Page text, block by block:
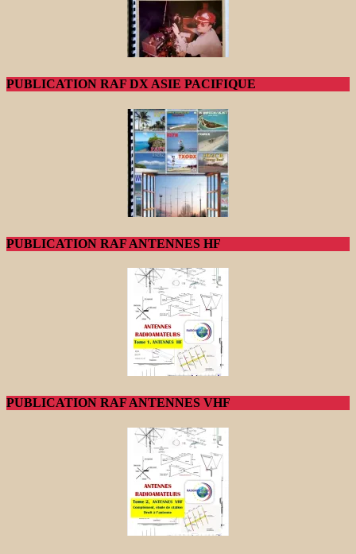
PUBLICATION RAF DX ASIE PACIFIQUE
PUBLICATION RAF ANTENNES HF
PUBLICATION RAF ANTENNES VHF